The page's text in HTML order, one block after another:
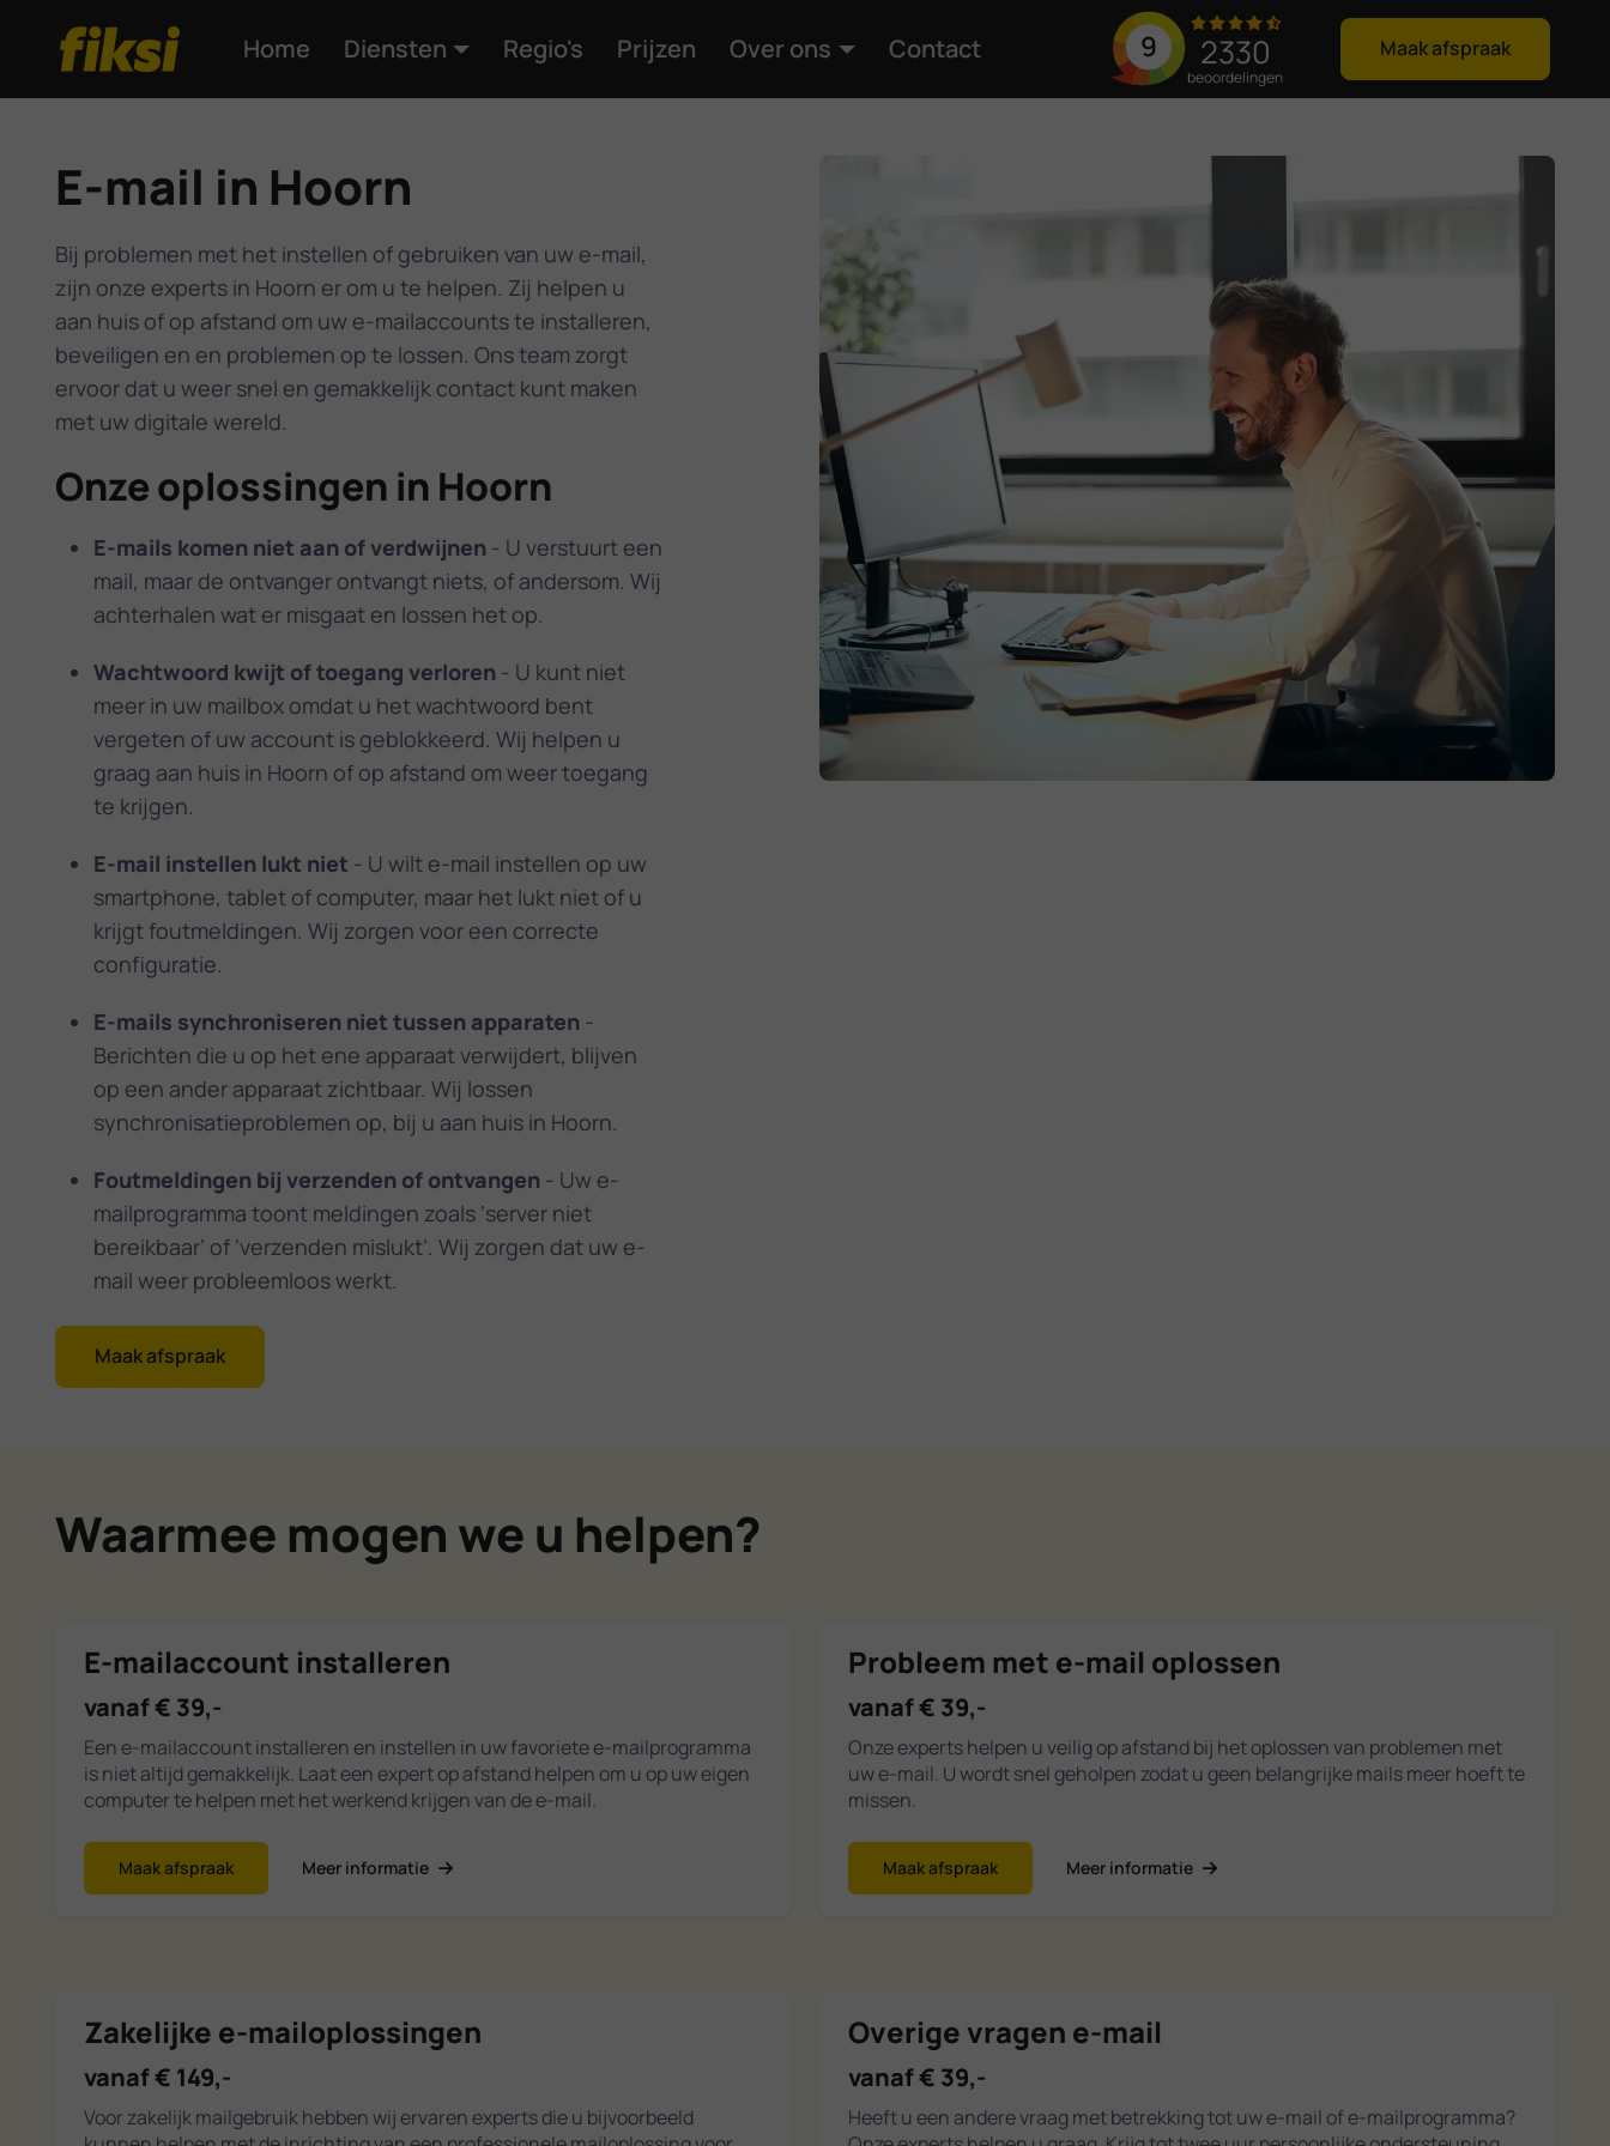
Home Diensten Regio's Prijzen Over ons Contact 9 2330
beoordelingen
Maak afspraak
E-mail in Hoorn
Bij problemen met het instellen of gebruiken van uw e-mail,
zijn onze experts in Hoorn er om u te helpen. Zij helpen u
aan huis of op afstand om uw e-mailaccounts te installeren,
beveiligen en en problemen op te lossen. Ons team zorgt
ervoor dat u weer snel en gemakkelijk contact kunt maken
met uw digitale wereld.
Onze oplossingen in Hoorn
E-mails komen niet aan of verdwijnen - U verstuurt een
mail, maar de ontvanger ontvangt niets, of andersom. Wij
achterhalen wat er misgaat en lossen het op.
Wachtwoord kwijt of toegang verloren - U kunt niet
meer in uw mailbox omdat u het wachtwoord bent
vergeten of uw account is geblokkeerd. Wij helpen u
graag aan huis in Hoorn of op afstand om weer toegang
te krijgen.
E-mail instellen lukt niet - U wilt e-mail instellen op uw
smartphone, tablet of computer, maar het lukt niet of u
krijgt foutmeldingen. Wij zorgen voor een correcte
configuratie.
E-mails synchroniseren niet tussen apparaten -
Berichten die u op het ene apparaat verwijdert, blijven
op een ander apparaat zichtbaar. Wij lossen
synchronisatieproblemen op, bij u aan huis in Hoorn.
Foutmeldingen bij verzenden of ontvangen - Uw e-
mailprogramma toont meldingen zoals ‘server niet
bereikbaar’ of ‘verzenden mislukt’. Wij zorgen dat uw e-
mail weer probleemloos werkt.
Maak afspraak
Waarmee mogen we u helpen?
E-mailaccount installeren
vanaf € 39,-
Een e-mailaccount installeren en instellen in uw favoriete e-mailprogramma
is niet altijd gemakkelijk. Laat een expert op afstand helpen om u op uw eigen
computer te helpen met het werkend krijgen van de e-mail.
Maak afspraak Meer informatie
Probleem met e-mail oplossen
vanaf € 39,-
Onze experts helpen u veilig op afstand bij het oplossen van problemen met
uw e-mail. U wordt snel geholpen zodat u geen belangrijke mails meer hoeft te
missen.
Maak afspraak Meer informatie
Zakelijke e-mailoplossingen
vanaf € 149,-
Voor zakelijk mailgebruik hebben wij ervaren experts die u bijvoorbeeld
Overige vragen e-mail
vanaf € 39,-
Heeft u een andere vraag met betrekking tot uw e-mail of e-mailprogramma?